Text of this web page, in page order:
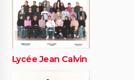
Lycée Jean Calvin